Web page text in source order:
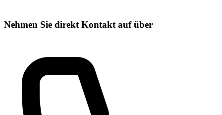
Nehmen Sie direkt Kontakt auf über